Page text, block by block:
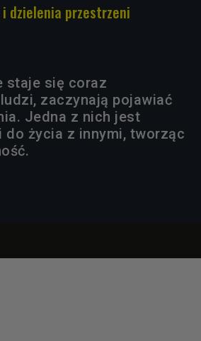
dzielenia przestrzeni
staje się coraz
zaczynają pojawiać
Jedna z nich jest
życia z innymi, tworząc